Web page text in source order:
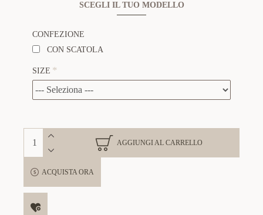
SCEGLI IL TUO MODELLO
CONFEZIONE
CON SCATOLA
SIZE
AGGIUNGI AL CARRELLO
ACQUISTA ORA